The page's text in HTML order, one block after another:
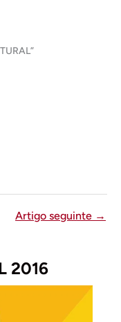
Artigo seguinte →
2016